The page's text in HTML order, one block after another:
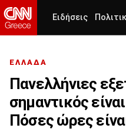
Ειδήσεις
ΕΛΛΑΔΑ
Πανελλήνιες
σημαντικός
Πόσες ώρες